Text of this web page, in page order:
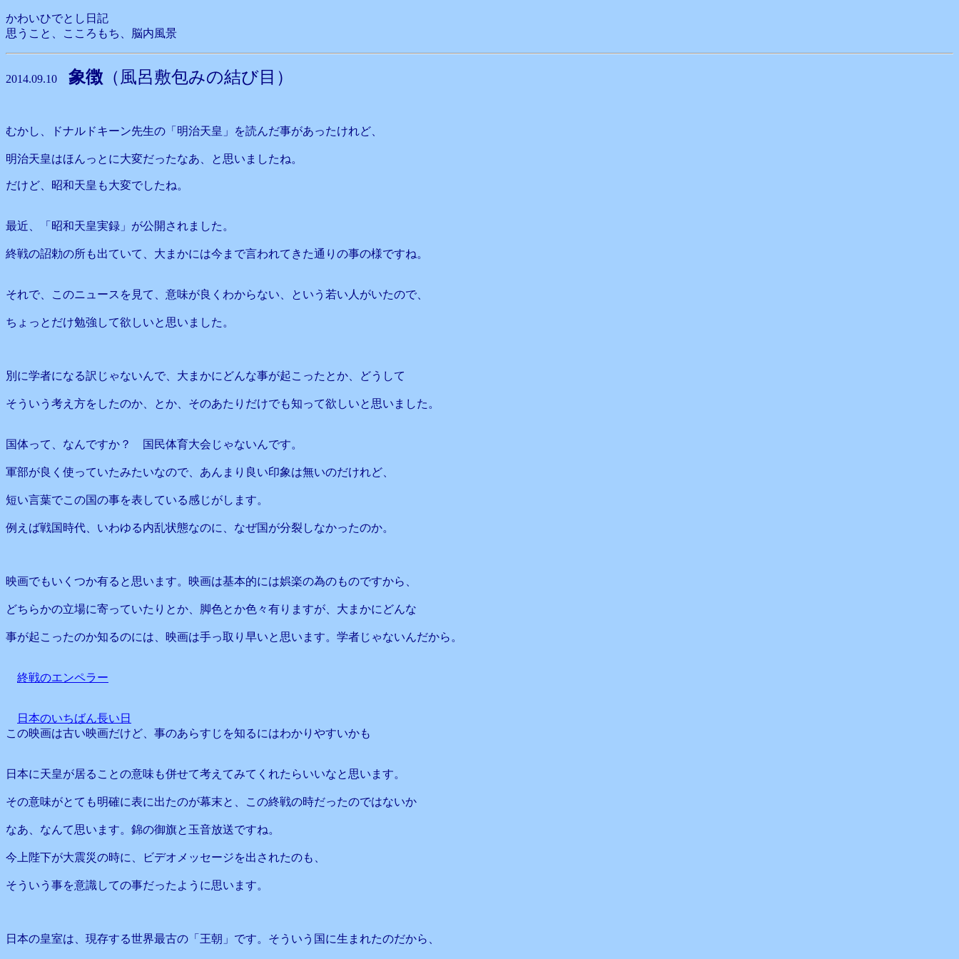
かわいひでとし日記
思うこと、こころもち、脳内風景
2014.09.10 象徴 （風呂敷包みの結び目）
むかし、ドナルドキーン先生の「明治天皇」を読んだ事があったけれど、
明治天皇はほんっとに大変だったなあ、と思いましたね。
だけど、昭和天皇も大変でしたね。
最近、「昭和天皇実録」が公開されました。
終戦の詔勅の所も出ていて、大まかには今まで言われてきた通りの事の様ですね。
それで、このニュースを見て、意味が良くわからない、という若い人がいたので、
ちょっとだけ勉強して欲しいと思いました。
別に学者になる訳じゃないんで、大まかにどんな事が起こったとか、どうして
そういう考え方をしたのか、とか、そのあたりだけでも知って欲しいと思いました。
国体って、なんですか？ 国民体育大会じゃないんです。
軍部が良く使っていたみたいなので、あんまり良い印象は無いのだけれど、
短い言葉でこの国の事を表している感じがします。
例えば戦国時代、いわゆる内乱状態なのに、なぜ国が分裂しなかったのか。
映画でもいくつか有ると思います。映画は基本的には娯楽の為のものですから、
どちらかの立場に寄っていたりとか、脚色とか色々有りますが、大まかにどんな
事が起こったのか知るのには、映画は手っ取り早いと思います。学者じゃないんだから。
終戦のエンペラー
日本のいちばん長い日
この映画は古い映画だけど、事のあらすじを知るにはわかりやすいかも
日本に天皇が居ることの意味も併せて考えてみてくれたらいいなと思います。
その意味がとても明確に表に出たのが幕末と、この終戦の時だったのではないか
なあ、なんて思います。錦の御旗と玉音放送ですね。
今上陛下が大震災の時に、ビデオメッセージを出されたのも、
そういう事を意識しての事だったように思います。
日本の皇室は、現存する世界最古の「王朝」です。そういう国に生まれたのだから、